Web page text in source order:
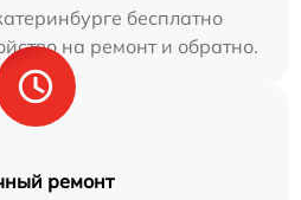
бесплатно
на ремонт и обратно.
ремонт